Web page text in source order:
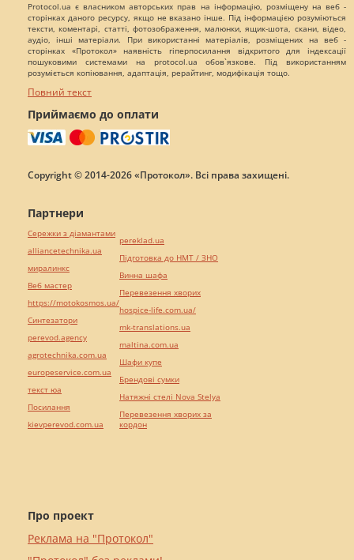
Protocol.ua є власником авторських прав на інформацію, розміщену на веб -
сторінках даного ресурсу, якщо не вказано інше. Під інформацією розуміються
тексти, коментарі, статті, фотозображення, малюнки, ящик-шота, скани, відео,
аудіо, інші матеріали. При використанні матеріалів, розміщених на веб -
сторінках «Протокол» наявність гіперпосилання відкритого для індексації
пошуковими системами на protocol.ua обов`язкове. Під використанням
розуміється копіювання, адаптація, рерайтинг, модифікація тощо.
Повний текст
Приймаємо до оплати
Copyright © 2014-2026 «Протокол». Всі права захищені.
Про проект
Реклама на "Протокол"
Партнери
Сережки з діамантами
alliancetechnika.ua
миралинкс
Веб мастер
https://motokosmos.ua/
Синтезатори
perevod.agency
agrotechnika.com.ua
europeservice.com.ua
текст юа
Посилання
kievperevod.com.ua
pereklad.ua
Підготовка до НМТ / ЗНО
Винна шафа
Перевезення хворих
hospice-life.com.ua/
mk-translations.ua
maltina.com.ua
Шафи купе
Брендові сумки
Натяжні стелі Nova Stelya
Перевезення хворих за
кордон